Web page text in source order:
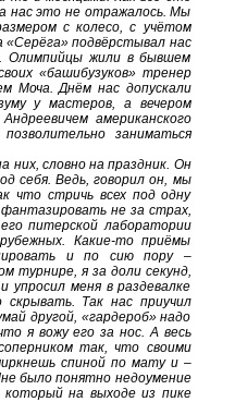
нас это не отражалось. Мы
с колесо, с учётом
подвёрстывал нас
Олимпийцы жили в бывшем
«башибузуков» тренер
Моча. Днём нас допускали
у мастеров, а вечером
американского
заниматься
них, словно на праздник. Он
себя. Ведь, говорил он, мы
что стричь всех под одну
не за страх,
питерской лаборатории
Какие-то приёмы
и по сию пору –
турнире, я за доли секунд,
упросил меня в раздевалке
Так нас приучил
другой, «гардероб» надо
я вожу его за нос. А весь
так, что своими
спиной по мату и –
было понятно недоумение
который на выходе из пике